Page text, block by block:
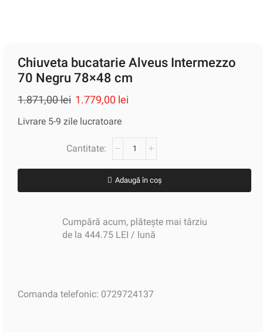
Chiuveta bucatarie Alveus Intermezzo
70 Negru 78×48 cm
1.871,00lei 1.779,00 lei
Livrare 5-9 zile lucratoare
Adaugă în coș
Cumpără acum, plătește mai târziu
de la 444.75 LEI / lună
Comanda telefonic: 0729724137